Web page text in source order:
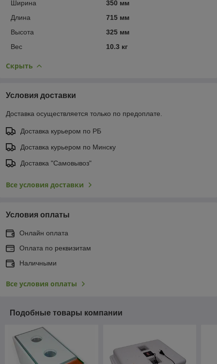
Ширина
350 мм
Длина
715 мм
Высота
325 мм
Вес
10.3 кг
Скрыть
Условия доставки
Доставка осуществляется только по предоплате.
Доставка курьером по РБ
Доставка курьером по Минску
Доставка "Самовывоз"
Все условия доставки
Условия оплаты
Онлайн оплата
Оплата по реквизитам
Наличными
Все условия оплаты
Подобные товары компании